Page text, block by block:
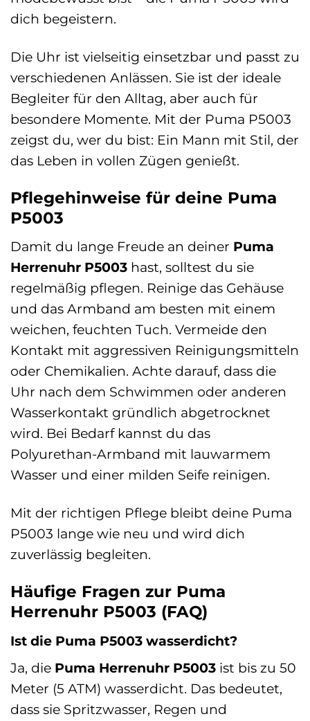
dich begeistern.
Die Uhr ist vielseitig einsetzbar und passt zu
verschiedenen Anlässen. Sie ist der ideale
Begleiter für den Alltag, aber auch für
besondere Momente. Mit der Puma P5003
zeigst du, wer du bist: Ein Mann mit Stil, der
das Leben in vollen Zügen genießt.
Pflegehinweise für deine Puma
P5003
Damit du lange Freude an deiner Puma
Herrenuhr P5003 hast, solltest du sie
regelmäßig pflegen. Reinige das Gehäuse
und das Armband am besten mit einem
weichen, feuchten Tuch. Vermeide den
Kontakt mit aggressiven Reinigungsmitteln
oder Chemikalien. Achte darauf, dass die
Uhr nach dem Schwimmen oder anderen
Wasserkontakt gründlich abgetrocknet
wird. Bei Bedarf kannst du das
Polyurethan-Armband mit lauwarmem
Wasser und einer milden Seife reinigen.
Mit der richtigen Pflege bleibt deine Puma
P5003 lange wie neu und wird dich
zuverlässig begleiten.
Häufige Fragen zur Puma
Herrenuhr P5003 (FAQ)
Ist die Puma P5003 wasserdicht?
Ja, die Puma Herrenuhr P5003 ist bis zu 50
Meter (5 ATM) wasserdicht. Das bedeutet,
dass sie Spritzwasser, Regen und